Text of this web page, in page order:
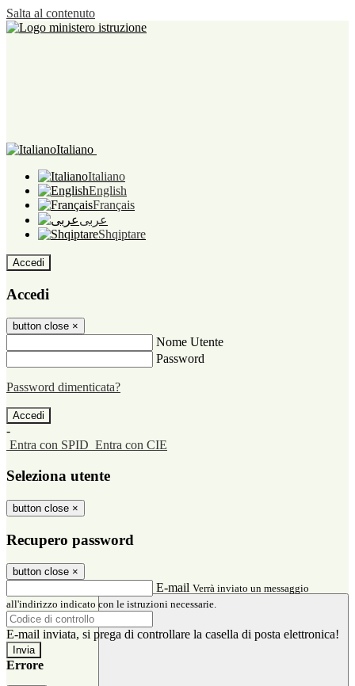
Salta al contenuto
Italiano
Italiano
English
Français
عربى
Shqiptare
Accedi
Accedi
button close ×
Nome Utente
Password
Password dimenticata?
-
Entra con SPID Entra con CIE
Seleziona utente
button close ×
Recupero password
button close ×
E-mail Verrà inviato un messaggio
all'indirizzo indicato con le istruzioni necessarie.
E-mail inviata, si prega di controllare la casella di posta elettronica!
Errore